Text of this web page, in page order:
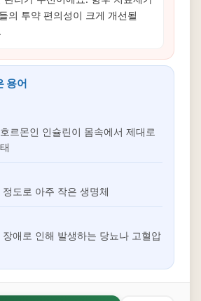
의 투약 편의성이 크게 개선될
용어
르몬인 인슐린이 몸속에서 제대로
도로 아주 작은 생명체
애로 인해 발생하는 당뇨나 고혈압